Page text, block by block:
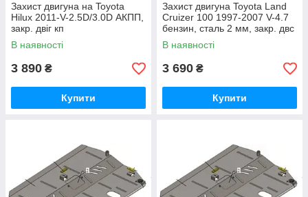
Захист двигуна на Toyota
Hilux 2011-V-2.5D/3.0D АКПП,
закр. двіг кп
В наявності
3 890 ₴
Купити
Захист двигуна Toyota Land
Cruizer 100 1997-2007 V-4.7
бензин, сталь 2 мм, закр. двс
+ кп
В наявності
3 690 ₴
Купити